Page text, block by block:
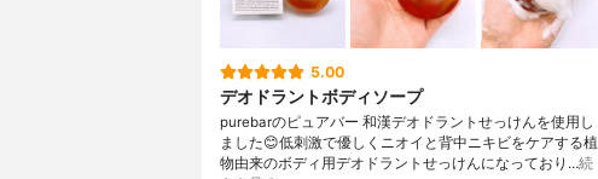
5.00
デオドラントボディソープ
purebarのピュアバー 和漢デオドラントせっけんを使用し
ました😊低刺激で優しくニオイと背中ニキビをケアする植
物由来のボディ用デオドラントせっけんになっており…続